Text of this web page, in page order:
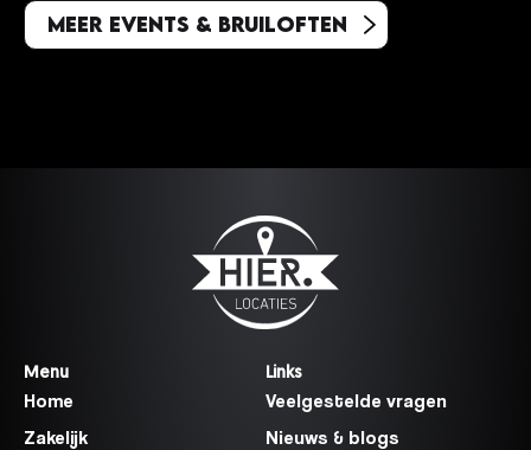
Meer events & bruiloften
Menu
Home
Zakelijk
Links
Veelgestelde vragen
Nieuws & blogs